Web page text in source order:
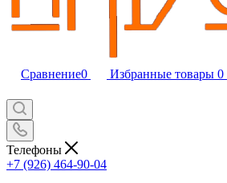
Сравнение0 Избранные товары 0
Телефоны
+7 (926) 464-90-04